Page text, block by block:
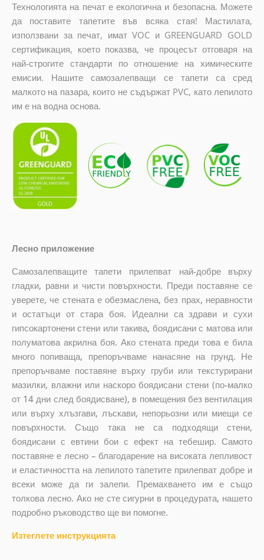
Технологията на печат е екологична и безопасна. Можете
да поставите тапетите във всяка стая! Мастилата,
използвани за печат, имат VOC и GREENGUARD GOLD
сертификация, което показва, че процесът отговаря на
най-строгите стандарти по отношение на химическите
емисии. Нашите самозалепващи се тапети са сред
малкото на пазара, които не съдържат PVC, като лепилото
им е на водна основа.
Лесно приложение
Самозалепващите тапети прилепват най-добре върху
гладки, равни и чисти повърхности. Преди поставяне се
уверете, че стената е обезмаслена, без прах, неравности
и остатъци от стара боя. Идеални са здрави и сухи
гипсокартонени стени или такива, боядисани с матова или
полуматова акрилна боя. Ако стената преди това е била
много попиваща, препоръчваме нанасяне на грунд. Не
препоръчваме поставяне върху груби или текстурирани
мазилки, влажни или наскоро боядисани стени (по-малко
от 14 дни след боядисване), в помещения без вентилация
или върху хлъзгави, лъскави, непорьозни или миещи се
повърхности. Също така не са подходящи стени,
боядисани с евтини бои с ефект на тебешир. Самото
поставяне е лесно – благодарение на високата лепливост
и еластичността на лепилото тапетите прилепват добре и
всеки може да ги залепи. Премахването им е също
толкова лесно. Ако не сте сигурни в процедурата, нашето
подробно ръководство ще ви помогне.
Изтеглете инструкцията